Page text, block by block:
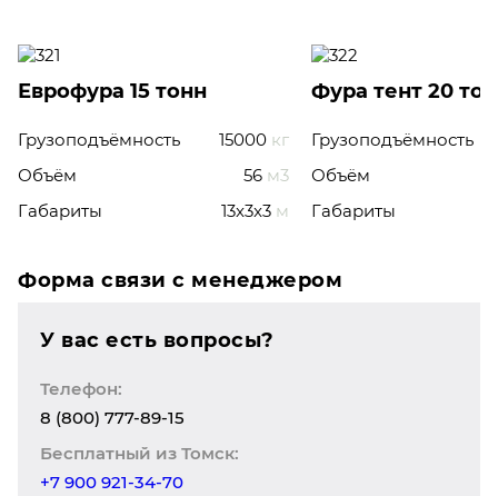
Еврофура 15 тонн
Грузоподъёмность 15000 кг
Объём
56 м3
Габариты
13x3x3 м
Фура тент 20
Грузоподъёмность
Объём
Габариты
Форма связи с менеджером
У вас есть вопросы?
Телефон:
8 (800) 777-89-15
Бесплатный из Томск:
+7 900 921-34-70